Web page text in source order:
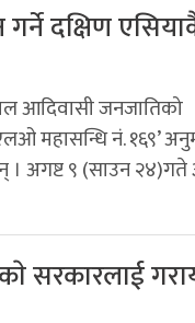
दक्षिण
आदिवासी जनजातिको
महासन्धि नं. १६९’
। अगष्ट ९ (साउन
सरकारलाई